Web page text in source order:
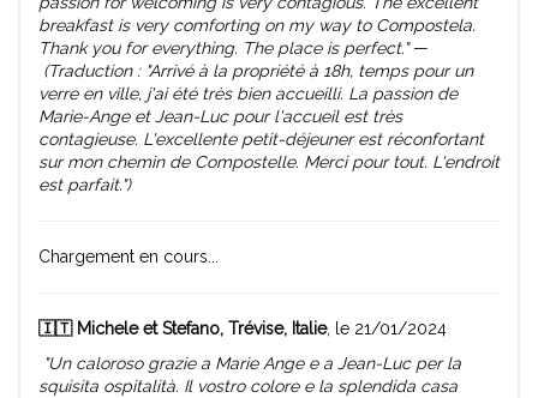
breakfast is very comforting on my way to Compostela.
Thank you for everything. The place is perfect."—
(Traduction : "Arrivé à la propriété à 18h, temps pour un
verre en ville, j'ai été très bien accueilli. La passion de
Marie-Ange et Jean-Luc pour l'accueil est très
contagieuse. L'excellente petit-déjeuner est réconfortant
sur mon chemin de Compostelle. Merci pour tout. L'endroit
est parfait.")
Chargement en cours...
🇮🇹 Michele et Stefano, Trévise, Italie, le 21/01/2024
"Un caloroso grazie a Marie Ange e a Jean-Luc per la
squisita ospitalità. Il vostro colore e la splendida casa